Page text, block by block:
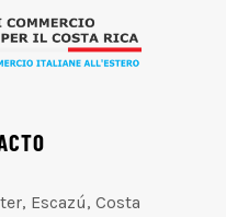
Escazú, Costa